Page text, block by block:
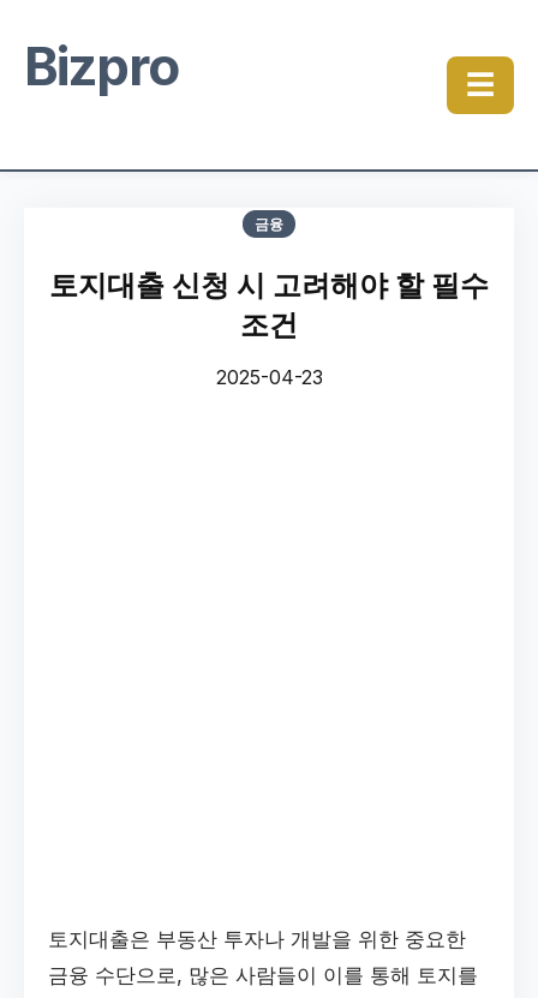
Bizpro ☰
금융
토지대출 신청 시 고려해야 할 필수
조건
2025-04-23
토지대출은 부동산 투자나 개발을 위한 중요한
금융 수단으로, 많은 사람들이 이를 통해 토지를